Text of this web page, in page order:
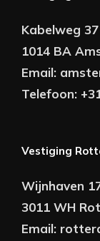
Kabelweg 37
1014 BA
Email:
Telefoon:
Vestiging
Wijnhaven
3011 WH
Email: